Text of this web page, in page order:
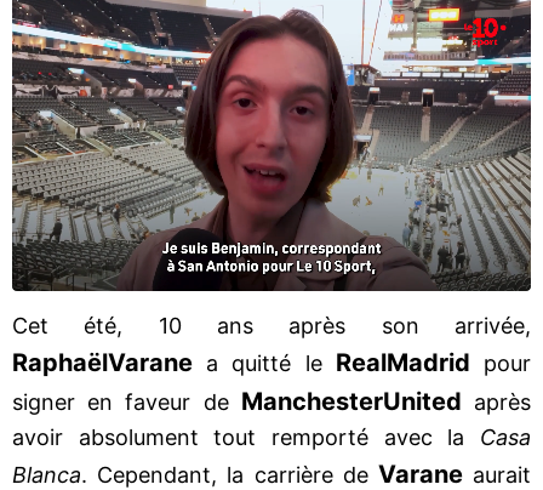
Cet été, 10 ans après son arrivée,
RaphaëlVarane a quitté le RealMadrid pour
signer en faveur de ManchesterUnited après
avoir absolument tout remporté avec la Casa
Blanca. Cependant, la carrière de Varaneaurait